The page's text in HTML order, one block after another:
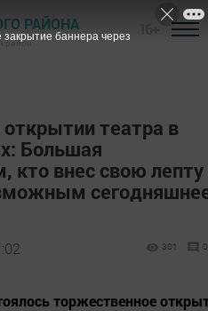
РАЙОНА
район
театра в
Большая
кто внес свою лепту
301 0
торжественное
закрытие баннера через